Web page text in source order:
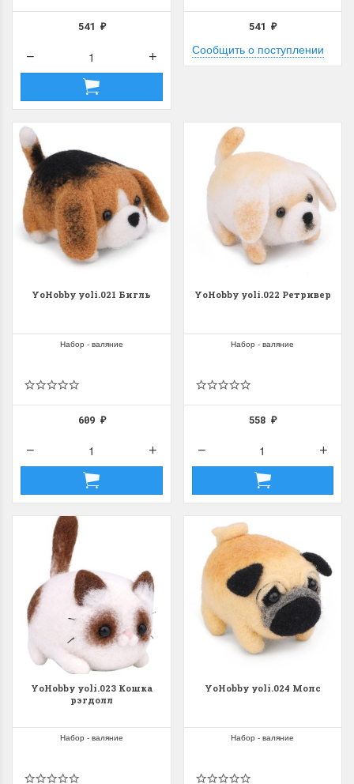
541 ₽ 541₽
Сообщить о поступлении
YoHobby yoli.021 Бигль
Набор - валяние
609 ₽
YoHobby yoli.022 Ретривер
Набор - валяние
558₽
YoHobby yoli.023 Кошка
рэгдолл
Набор - валяние
YoHobby yoli.024 Мопс
Набор - валяние